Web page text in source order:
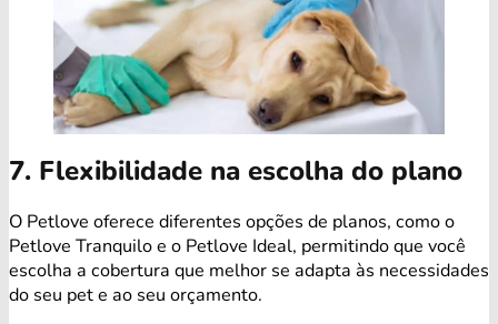
7. Flexibilidade na escolha do plano
O Petlove oferece diferentes opções de planos, como o
Petlove Tranquilo e o Petlove Ideal, permitindo que você
escolha a cobertura que melhor se adapta às necessidades
do seu pet e ao seu orçamento.